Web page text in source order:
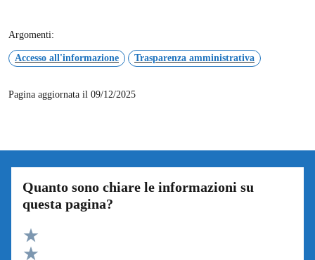
Argomenti:
Accesso all'informazione Trasparenza amministrativa
Pagina aggiornata il 09/12/2025
Quanto sono chiare le informazioni su
questa pagina?
Valuta 5 stelle su 5